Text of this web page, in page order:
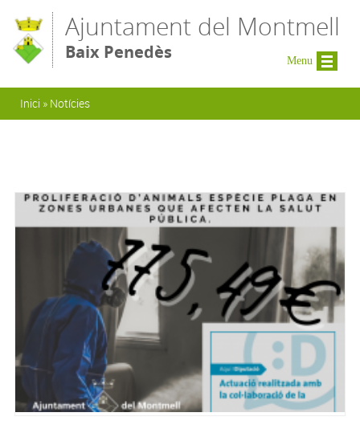
Ajuntament del Montmell
Baix Penedès
Esteu aquí
Inici » Notícies
Menu